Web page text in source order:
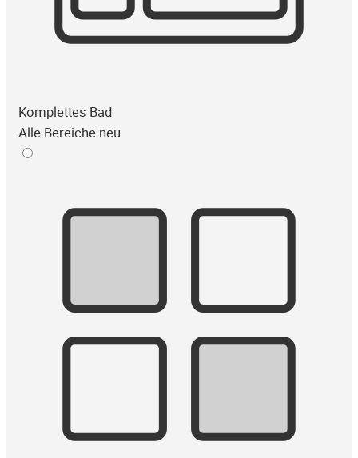
Komplettes Bad
Alle Bereiche neu